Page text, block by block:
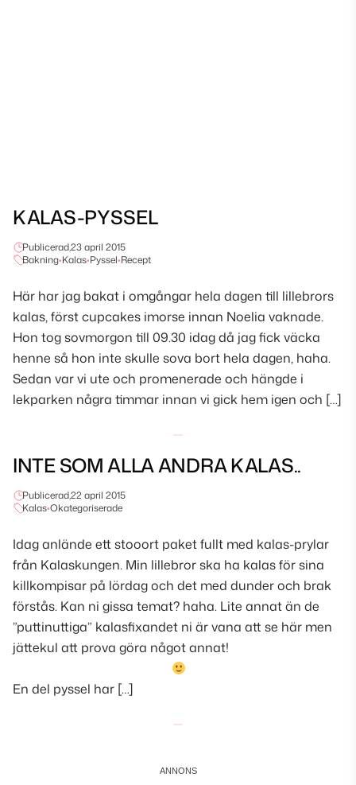
KALAS-PYSSEL
Publicerad,23 april 2015
Bakning•Kalas•Pyssel•Recept
Här har jag bakat i omgångar hela dagen till lillebrors
kalas, först cupcakes imorse innan Noelia vaknade.
Hon tog sovmorgon till 09.30 idag då jag fick väcka
henne så hon inte skulle sova bort hela dagen, haha.
Sedan var vi ute och promenerade och hängde i
lekparken några timmar innan vi gick hem igen och […]
INTE SOM ALLA ANDRA KALAS..
Publicerad,22 april 2015
Kalas•Okategoriserade
Idag anlände ett stooort paket fullt med kalas-prylar
från Kalaskungen. Min lillebror ska ha kalas för sina
killkompisar på lördag och det med dunder och brak
förstås. Kan ni gissa temat? haha. Lite annat än de
”puttinuttiga” kalasfixandet ni är vana att se här men
jättekul att prova göra något annat!
En del pyssel har […]